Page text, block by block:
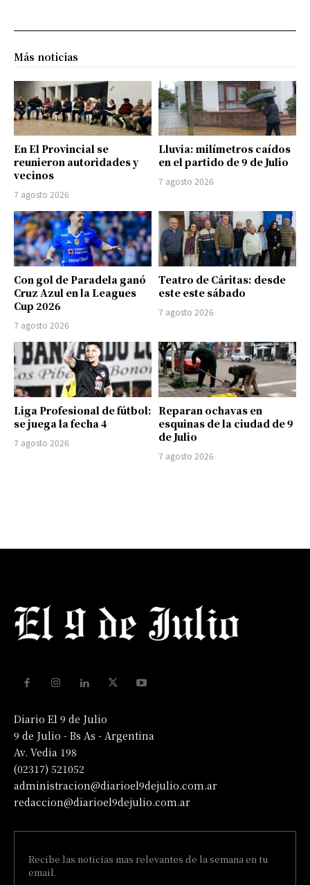
Más noticias
En El Provincial se
reunieron autoridades y
vecinos
7 agosto 2026
Lluvia: milímetros caídos
en el partido de 9 de Julio
7 agosto 2026
Con gol de Paradela ganó
Cruz Azul en la Leagues
Cup 2026
7 agosto 2026
Teatro de Cáritas: desde
este este sábado
7 agosto 2026
Liga Profesional de fútbol:
se juega la fecha 4
7 agosto 2026
Reparan ochavas en
esquinas de la ciudad de 9
de Julio
7 agosto 2026
Diario El 9 de Julio
9 de Julio - Bs As - Argentina
Av. Vedia 198
(02317) 521052
administracion@diarioel9dejulio.com.ar
redaccion@diarioel9dejulio.com.ar
Recibe las noticias mas relevantes de la semana en tu
email.